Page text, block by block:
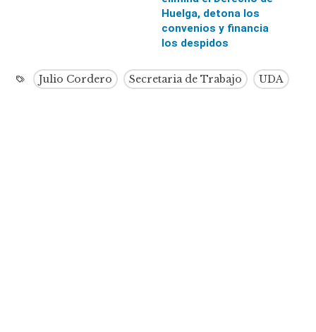
Huelga, detona los
convenios y financia
los despidos
Julio Cordero Secretaria de Trabajo UDA